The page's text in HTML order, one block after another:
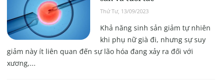
Thứ Tư, 13/09/2023
Khả năng sinh sản giảm tự nhiên
khi phụ nữ già đi, nhưng sự suy
giảm này ít liên quan đến sự lão hóa đang xảy ra đối với
xương,...